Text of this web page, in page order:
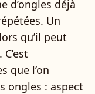
d’ongles déjà
Un
qu’il peut
que l’on
ongles : aspect